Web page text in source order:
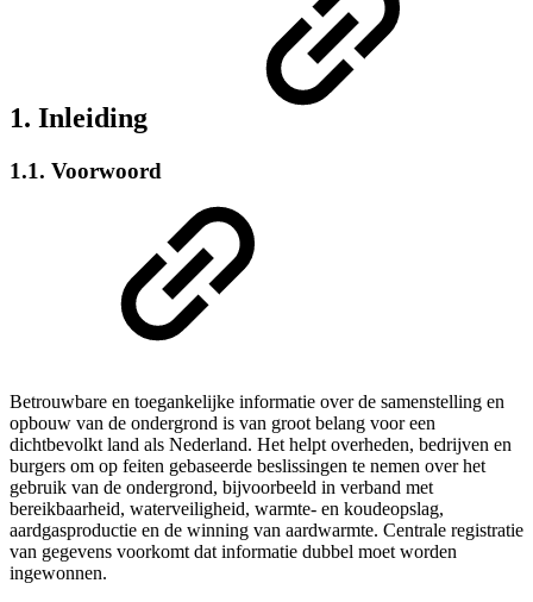
1. Inleiding
1.1. Voorwoord
Betrouwbare en toegankelijke informatie over de samenstelling en
opbouw van de ondergrond is van groot belang voor een
dichtbevolkt land als Nederland. Het helpt overheden, bedrijven en
burgers om op feiten gebaseerde beslissingen te nemen over het
gebruik van de ondergrond, bijvoorbeeld in verband met
bereikbaarheid, waterveiligheid, warmte- en koudeopslag,
aardgasproductie en de winning van aardwarmte. Centrale registratie
van gegevens voorkomt dat informatie dubbel moet worden
ingewonnen.